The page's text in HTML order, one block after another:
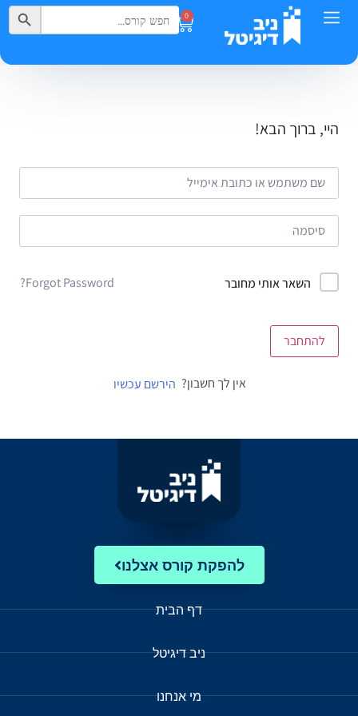
0
Search
for:
Search Button
היי, ברוך הבא!
השאר אותי מחובר Forgot Password?
להתחבר
אין לך חשבון? הירשם עכשיו
להפקת קורס אצלנו
דף הבית
ניב דיגיטל
מי אנחנו